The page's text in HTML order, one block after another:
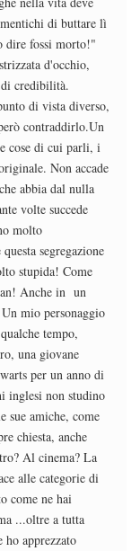
di buttare lì
dire fossi morto!"
d'occhio,
credibilità.
di vista diverso,
contraddirlo.Un
cose di cui parli, i
Non accade
abbia dal nulla
volte succede
molto
segregazione
stupida! Come
Anche in un
mio personaggio
tempo,
una giovane
per un anno di
inglesi non studino
sue amiche, come
chiesta, anche
Al cinema? La
alle categorie di
come ne hai
...oltre a tutta
apprezzato